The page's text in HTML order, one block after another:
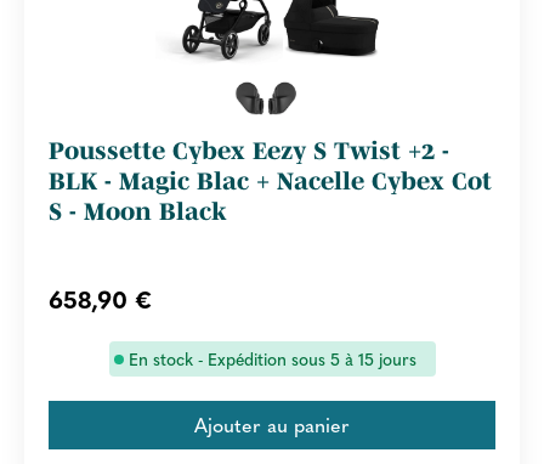
Poussette Cybex Eezy S Twist +2 -
BLK - Magic Blac + Nacelle Cybex Cot
S - Moon Black
658,90 €
En stock - Expédition sous 5 à 15 jours